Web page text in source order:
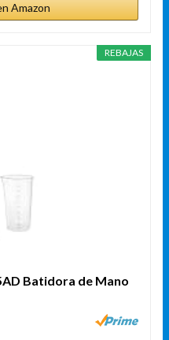
Amazon
REBAJAS
Batidora de Mano